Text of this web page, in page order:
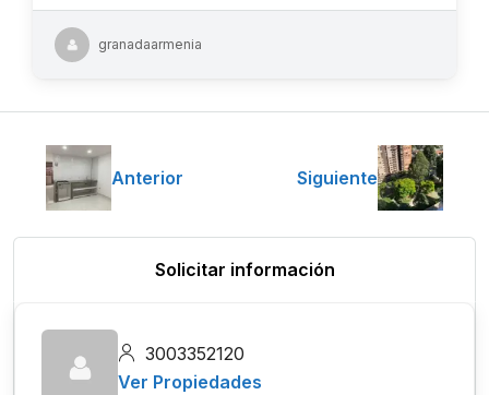
granadaarmenia
Anterior Siguiente
Solicitar información
3003352120
Ver Propiedades